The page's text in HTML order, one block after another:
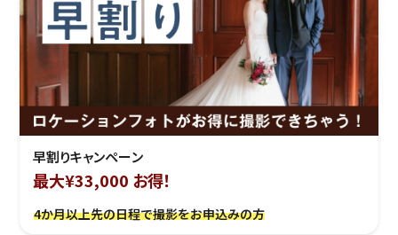
早割りキャンペーン
最大¥33,000 お得！
4か月以上先の日程で撮影をお申込みの方